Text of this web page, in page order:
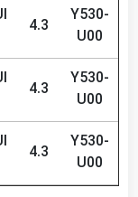
Y530-
U00
4.3
Y530-
U00
4.3
Y530-
U00
4.3